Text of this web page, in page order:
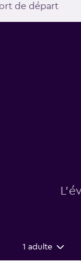
1 adulte